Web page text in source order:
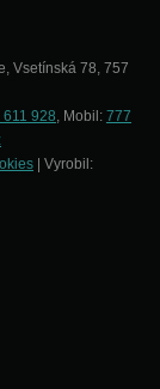
Vsetínská 78, 757
611 928, Mobil: 777
| Vyrobil: